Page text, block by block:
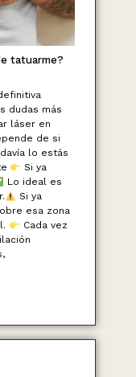
tatuarme?
dudas más
láser en
de si
lo estás
Si ya
Lo ideal es
Si ya
esa zona
Cada vez